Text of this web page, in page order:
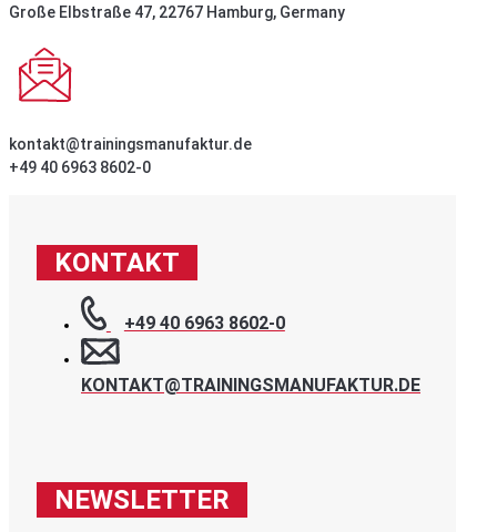
Große Elbstraße 47, 22767 Hamburg, Germany
kontakt@trainingsmanufaktur.de
+49 40 6963 8602-0
KONTAKT
+49 40 6963 8602-0
KONTAKT@TRAININGSMANUFAKTUR.DE
NEWSLETTER